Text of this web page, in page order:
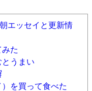
エッセイと更新情
た
うまい
を買って食べた